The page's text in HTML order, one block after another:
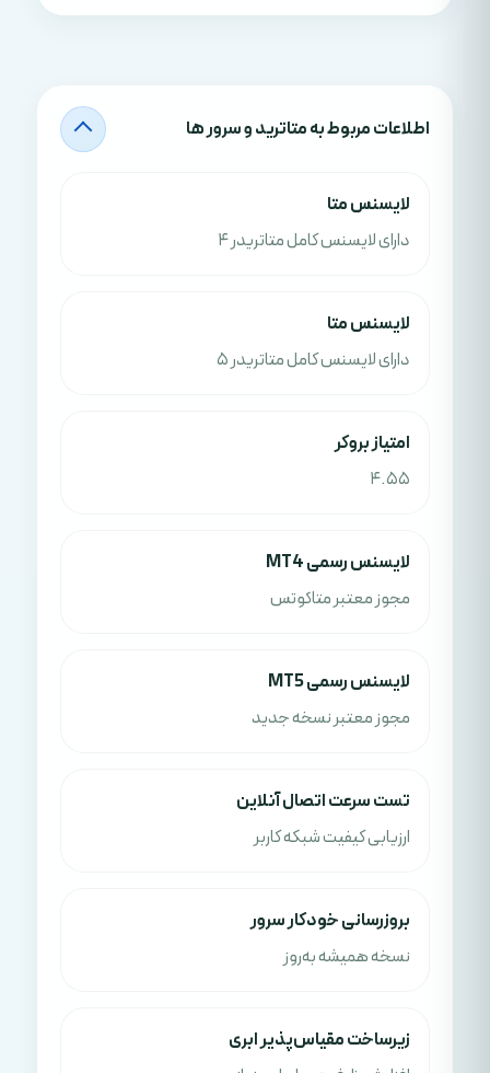
اطلاعات مربوط به متاترید و سرور ها
لايسنس متا
دارای لایسنس کامل متاتریدر 4
لايسنس متا
دارای لایسنس کامل متاتریدر 5
امتياز بروکر
4.55
لایسنس رسمی MT4
مجوز معتبر متاکوتس
لایسنس رسمی MT5
مجوز معتبر نسخه جدید
تست سرعت اتصال آنلاین
ارزیابی کیفیت شبکه کاربر
بروزرسانی خودکار سرور
نسخه همیشه به‌روز
زیرساخت مقیاس‌پذیر ابری